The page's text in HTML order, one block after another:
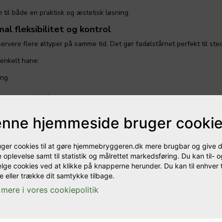
hjemmeside bruger
cookies til at gøre hjemmebryggeren.dk mere brugbar og give
oplevelse samt til statistik og målrettet markedsføring. Du kan til-
cookies ved at klikke på knapperne herunder. Du kan til enhver
eller trække dit samtykke tilbage.
i vores cookiepolitik
til både en praktisk og æstetisk løsning.
fleksibilitet og kontrol
flere øltyper på samme tid. Det gør fadølstårnet perfekt til
hane:
og specialøl
perfekt balance mellem øl og skum.
der ønsker det bedste inden for fadølsudstyr.